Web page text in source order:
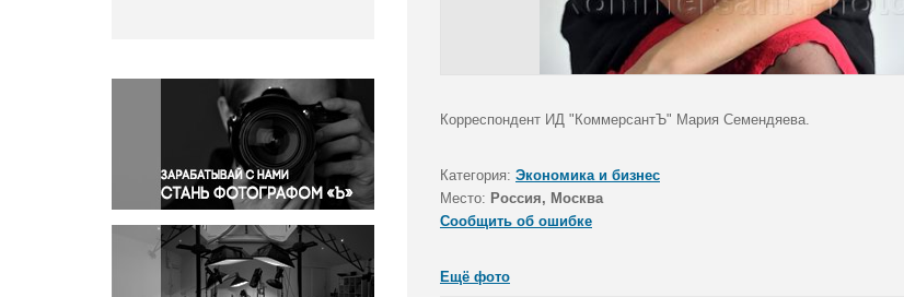
Окружающая среда
Политика
Правосудие
Происшествия и конфликты
Религия
Светская жизнь
Спорт
Экология
Корреспондент ИД "КоммерсантЪ" Мария Семендяева.
Категория: Экономика и бизнес
Место: Россия, Москва
Сообщить об ошибке
Ещё фото